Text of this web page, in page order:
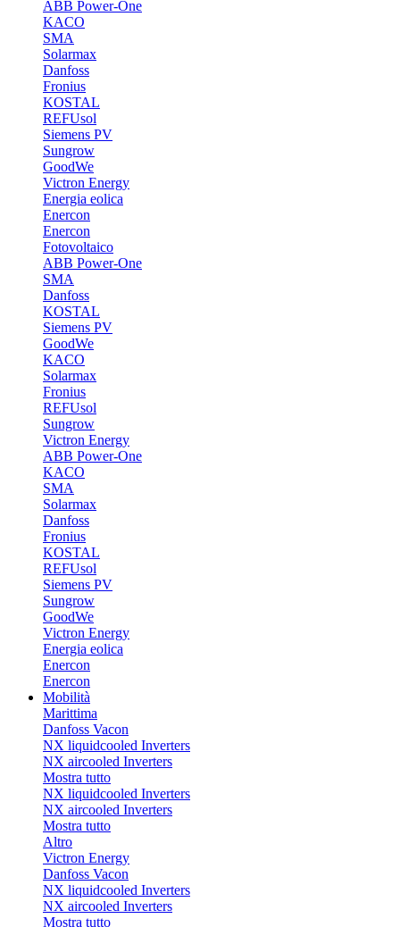
ABB Power-One
KACO
SMA
Solarmax
Danfoss
Fronius
KOSTAL
REFUsol
Siemens PV
Sungrow
GoodWe
Victron Energy
Energia eolica
Enercon
Enercon
Fotovoltaico
ABB Power-One
SMA
Danfoss
KOSTAL
Siemens PV
GoodWe
KACO
Solarmax
Fronius
REFUsol
Sungrow
Victron Energy
ABB Power-One
KACO
SMA
Solarmax
Danfoss
Fronius
KOSTAL
REFUsol
Siemens PV
Sungrow
GoodWe
Victron Energy
Energia eolica
Enercon
Enercon
Mobilità
Marittima
Danfoss Vacon
NX liquidcooled Inverters
NX aircooled Inverters
Mostra tutto
NX liquidcooled Inverters
NX aircooled Inverters
Mostra tutto
Altro
Victron Energy
Danfoss Vacon
NX liquidcooled Inverters
NX aircooled Inverters
Mostra tutto